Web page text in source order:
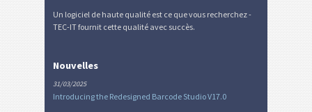
Un logiciel de haute qualité est ce que vous recherchez -
TEC-IT fournit cette qualité avec succès.
Nouvelles
31/03/2025
Introducing the Redesigned Barcode Studio V17.0